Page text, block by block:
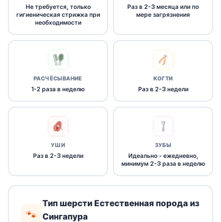
Не требуется, только
гигиеническая стрижка при
необходимости
Раз в 2-3 месяца или по
мере загрязнения
РАСЧЁСЫВАНИЕ
1-2 раза в неделю
КОГТИ
Раз в 2-3 недели
УШИ
Раз в 2-3 недели
ЗУБЫ
Идеально - ежедневно,
минимум 2-3 раза в неделю
🐾
Тип шерсти Естественная порода из
Сингапура